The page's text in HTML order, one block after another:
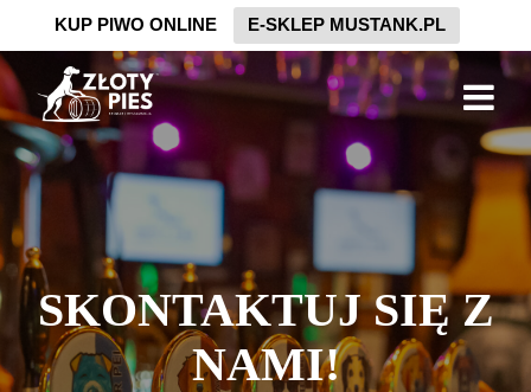
KUP PIWO ONLINE E-SKLEP MUSTANK.PL
SKONTAKTUJ SIĘ Z
NAMI!